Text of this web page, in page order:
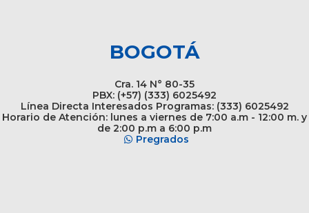
BOGOTÁ
Cra. 14 N° 80-35
PBX: (+57) (333) 6025492
Línea Directa Interesados Programas: (333) 6025492
Horario de Atención: lunes a viernes de 7:00 a.m - 12:00 m. y
de 2:00 p.m a 6:00 p.m
Pregrados